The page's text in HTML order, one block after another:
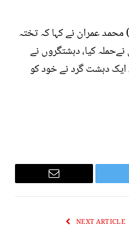
عمران نے کہا کہ تختہ
دہشتگردوں نےحملہ کیا، دہشتگروں نے
ایک دہشت گرد نے خود کو
Email
NEXT ARTICLE